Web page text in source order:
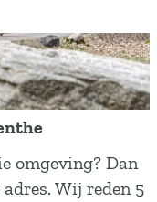
omgeving? Dan
Wij reden 5